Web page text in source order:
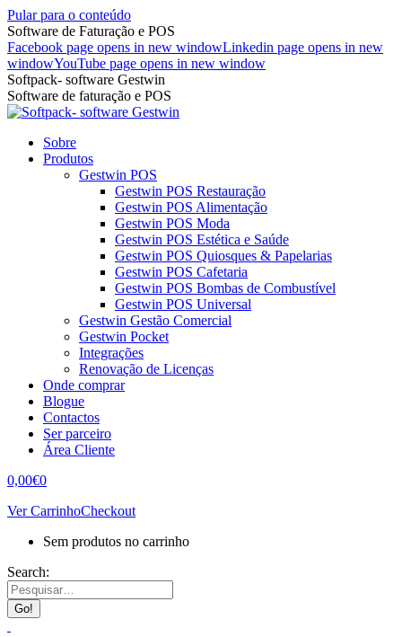
Pular para o conteúdo
Software de Faturação e POS
Facebook page opens in new windowLinkedin page opens in new
windowYouTube page opens in new window
Softpack- software Gestwin
Software de faturação e POS
Sobre
Produtos
Gestwin POS
Gestwin POS Restauração
Gestwin POS Alimentação
Gestwin POS Moda
Gestwin POS Estética e Saúde
Gestwin POS Quiosques & Papelarias
Gestwin POS Cafetaria
Gestwin POS Bombas de Combustível
Gestwin POS Universal
Gestwin Gestão Comercial
Gestwin Pocket
Integrações
Renovação de Licenças
Onde comprar
Blogue
Contactos
Ser parceiro
Área Cliente
0,00€0
Ver CarrinhoCheckout
Sem produtos no carrinho
Search: